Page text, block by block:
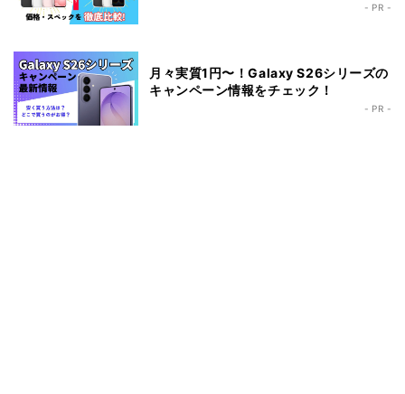
- PR -
月々実質1円〜！Galaxy S26シリーズの
キャンペーン情報をチェック！
- PR -